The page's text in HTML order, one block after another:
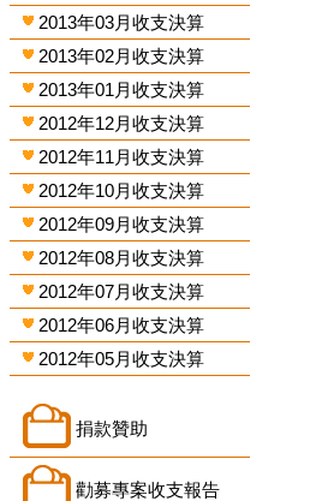
2013年03月收支決算
2013年02月收支決算
2013年01月收支決算
2012年12月收支決算
2012年11月收支決算
2012年10月收支決算
2012年09月收支決算
2012年08月收支決算
2012年07月收支決算
2012年06月收支決算
2012年05月收支決算
捐款贊助
勸募專案收支報告